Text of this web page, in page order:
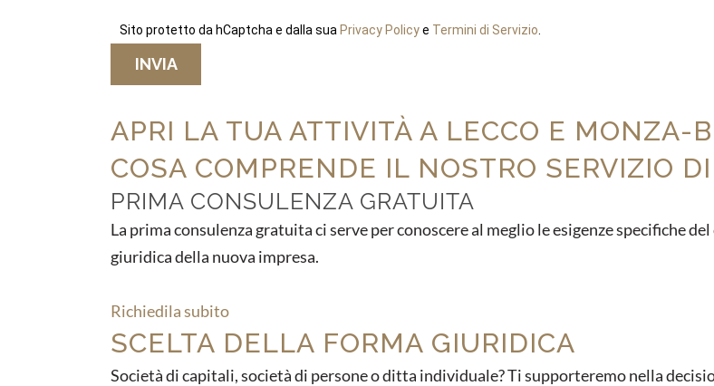
Sito protetto da hCaptcha e dalla sua Privacy Policye Termini di Servizio
INVIA
APRI LA TUA ATTIVITÀ A LECCO E MONZA-
COSA COMPRENDE IL NOSTRO SERVIZIO
PRIMA CONSULENZA GRATUITA
La prima consulenza gratuita ci serve per conoscere al meglio le esigenze specifiche
giuridica della nuova impresa.
Richiedila subito
SCELTA DELLA FORMA GIURIDICA
Società di capitali, società di persone o ditta individuale? Ti supporteremo nella